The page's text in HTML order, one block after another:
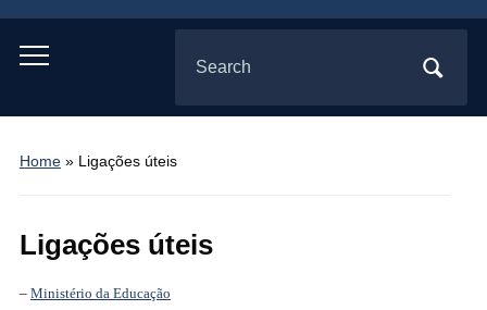
Toggle
menu
for:
Home» Ligações úteis
Ligações úteis
– Ministério da Educação